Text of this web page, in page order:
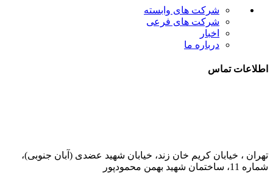
شرکت های وابسته
شرکت های فرعی
اخبار
درباره ما
اطلاعات تماس
تهران ، خیابان کریم خان زند، خیابان شهید عضدی (آبان جنوبی)،
شماره 11، ساختمان شهید بهمن محمودپور